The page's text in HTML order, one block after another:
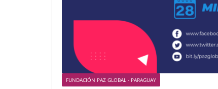
FUNDACIÓN PAZ GLOBAL - PARAGUAY